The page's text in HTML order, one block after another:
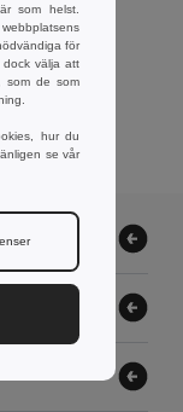
som helst.
för
dock välja att
som de som
hur du
se vår